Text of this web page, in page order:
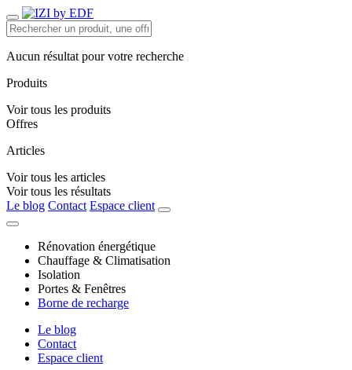
Aucun résultat pour votre recherche
Produits
Voir tous les produits
Offres
Articles
Voir tous les articles
Voir tous les résultats
Le blog Contact Espace client
Rénovation énergétique
Chauffage & Climatisation
Isolation
Portes & Fenêtres
Borne de recharge
Le blog
Contact
Espace client